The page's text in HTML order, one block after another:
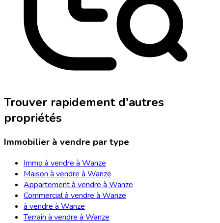
Trouver rapidement d'autres
propriétés
Immobilier à vendre par type
Immo à vendre à Wanze
Maison à vendre à Wanze
Appartement à vendre à Wanze
Commercial à vendre à Wanze
à vendre à Wanze
Terrain à vendre à Wanze